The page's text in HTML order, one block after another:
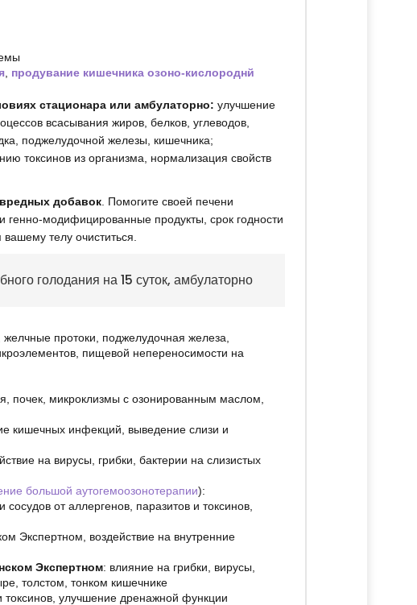
продувание кишечника озоно-кислороднй
стационара или амбулаторно: улучшение
всасывания жиров, белков, углеводов,
поджелудочной железы, кишечника;
токсинов из организма, нормализация свойств
добавок . Помогите своей печени
генно-модифицированные продукты, срок годности
телу очиститься.
голодания на 15 суток, амбулаторно
протоки, поджелудочная железа,
пищевой непереносимости на
почек, микроклизмы с озонированным маслом,
кишечных инфекций, выведение слизи и
на вирусы, грибки, бактерии на слизистых
большой аутогемоозонотерапии):
от аллергенов, паразитов и токсинов,
Экспертном, воздействие на внутренние
Экспертном: влияние на грибки, вирусы,
толстом, тонком кишечнике
улучшение дренажной функции